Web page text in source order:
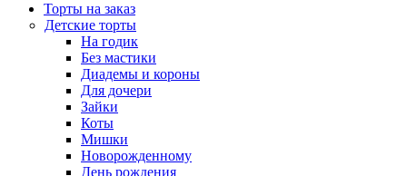
Торты на заказ
Детские торты
На годик
Без мастики
Диадемы и короны
Для дочери
Зайки
Коты
Мишки
Новорожденному
День рождения